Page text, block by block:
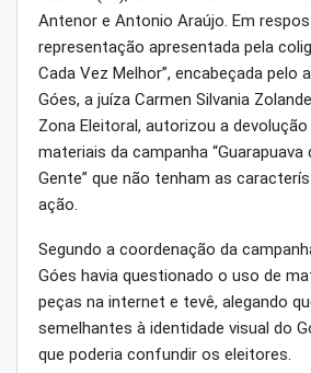
Antenor e Antonio Araújo. Em
representação apresentada pela
Cada Vez Melhor”, encabeçada pelo
Góes, a juíza Carmen Silvania
Zona Eleitoral, autorizou a
materiais da campanha
Gente” que não tenham as
ação.
Segundo a coordenação da
Góes havia questionado o uso de
peças na internet e tevê, alegando
semelhantes à identidade visual do
que poderia confundir os eleitores.